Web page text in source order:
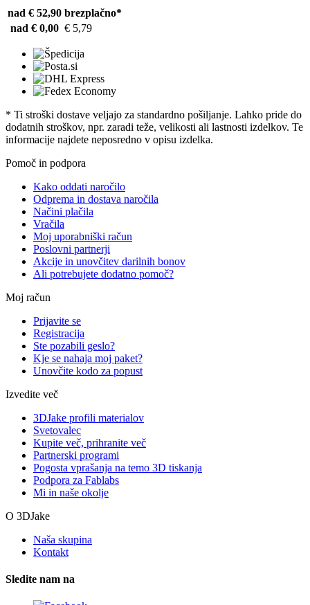
nad € 52,90 brezplačno*
nad € 0,00 € 5,79
* Ti stroški dostave veljajo za standardno pošiljanje. Lahko pride do
dodatnih stroškov, npr. zaradi teže, velikosti ali lastnosti izdelkov. Te
informacije najdete neposredno v opisu izdelka.
Pomoč in podpora
Kako oddati naročilo
Odprema in dostava naročila
Načini plačila
Vračila
Moj uporabniški račun
Poslovni partnerji
Akcije in unovčitev darilnih bonov
Ali potrebujete dodatno pomoč?
Moj račun
Prijavite se
Registracija
Ste pozabili geslo?
Kje se nahaja moj paket?
Unovčite kodo za popust
Izvedite več
3DJake profili materialov
Svetovalec
Kupite več, prihranite več
Partnerski programi
Pogosta vprašanja na temo 3D tiskanja
Podpora za Fablabs
Mi in naše okolje
O 3DJake
Naša skupina
Kontakt
Sledite nam na